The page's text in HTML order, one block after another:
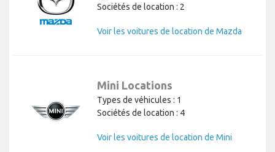
Sociétés de location : 2
Voir les voitures de location de Mazda
Mini Locations
Types de véhicules : 1
Sociétés de location : 4
Voir les voitures de location de Mini